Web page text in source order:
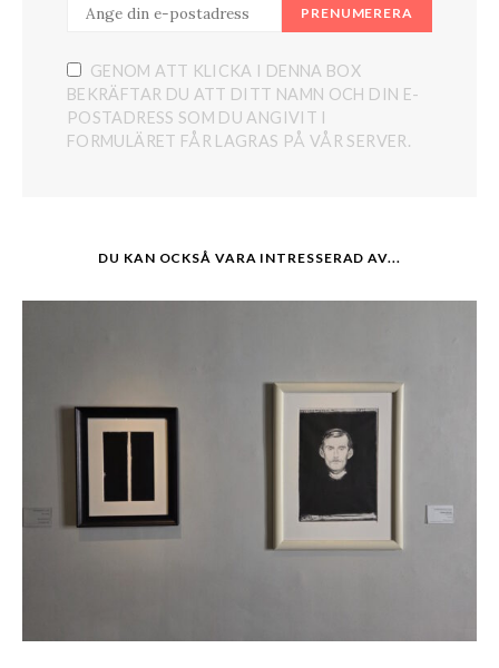
PRENUMERERA
GENOM ATT KLICKA I DENNA BOX
BEKRÄFTAR DU ATT DITT NAMN OCH DIN E-
POSTADRESS SOM DU ANGIVIT I
FORMULÄRET FÅR LAGRAS PÅ VÅR SERVER.
DU KAN OCKSÅ VARA INTRESSERAD AV...